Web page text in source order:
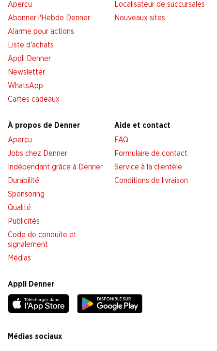
Aperçu
Abonner l'Hebdo Denner
Alarme pour actions
Liste d'achats
Appli Denner
Newsletter
WhatsApp
Cartes cadeaux
Localisateur de succursales
Nouveaux sites
À propos de Denner
Aperçu
Jobs chez Denner
Indépendant grâce à Denner
Durabilité
Sponsoring
Qualité
Publicités
Code de conduite et
signalement
Médias
Aide et contact
FAQ
Formulaire de contact
Service à la clientèle
Conditions de livraison
Appli Denner
Médias sociaux